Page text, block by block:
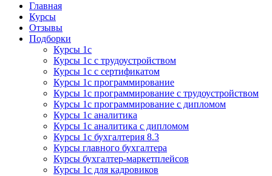
Главная
Курсы
Отзывы
Подборки
Курсы 1с
Курсы 1с с трудоустройством
Курсы 1с с сертификатом
Курсы 1с программирование
Курсы 1с программирование с трудоустройством
Курсы 1с программирование с дипломом
Курсы 1с аналитика
Курсы 1с аналитика с дипломом
Курсы 1с бухгалтерия 8.3
Курсы главного бухгалтера
Курсы бухгалтер-маркетплейсов
Курсы 1с для кадровиков